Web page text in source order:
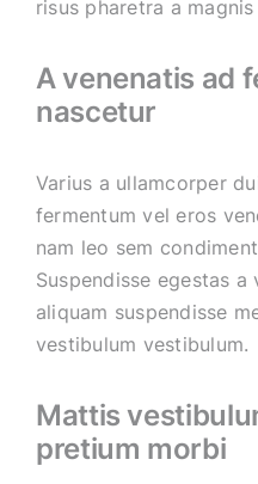
risus pharetra a
A venenatis ad
nascetur
Varius a ullamcorper
fermentum vel eros
nam leo sem
Suspendisse egestas
aliquam suspendisse
vestibulum vestibulum.
Mattis
pretium morbi